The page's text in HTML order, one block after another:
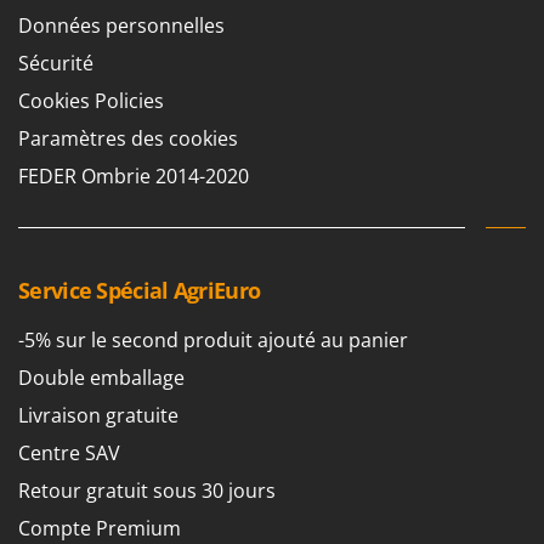
Groupes électrogènes
Gyrobroyeurs à lame pour tracteur
H
Herses Rotatives
L
Lames à neige
Lames niveleuses pour tracteur
Lave-vitres
Lieuses électriques pour vignes
M
Machines à pâtes
E
EcoFlow
Edilmark
Effeuno
Einhell
Eschenfelder
EuroMech
Eurosystems
F
FAC
Fama Industrie
Famag
Données personnelles
Sécurité
Cookies Policies
Paramètres des cookies
FEDER Ombrie 2014-2020
Service Spécial AgriEuro
-5% sur le second produit ajouté au panier
Double emballage
Livraison gratuite
Centre SAV
Retour gratuit sous 30 jours
Compte Premium